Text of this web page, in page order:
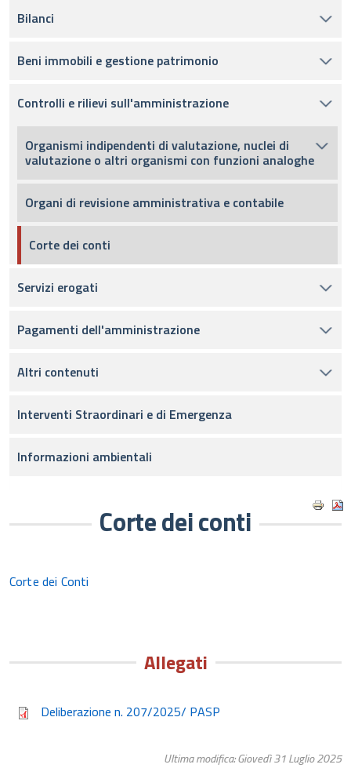
Bilanci
Beni immobili e gestione patrimonio
Controlli e rilievi sull'amministrazione
Organismi indipendenti di valutazione, nuclei di
valutazione o altri organismi con funzioni analoghe
Organi di revisione amministrativa e contabile
Corte dei conti
Servizi erogati
Pagamenti dell'amministrazione
Altri contenuti
Interventi Straordinari e di Emergenza
Informazioni ambientali
Corte dei conti
Corte dei Conti
Allegati
Deliberazione n. 207/2025/ PASP
Ultima modifica: Giovedì 31 Luglio 2025